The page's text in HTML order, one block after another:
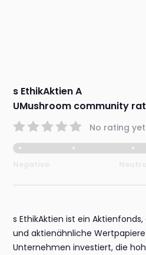
s EthikAktien A
UMushroom community
No rating yet
s EthikAktien ist ein
und aktienähnliche
Unternehmen investiert, die